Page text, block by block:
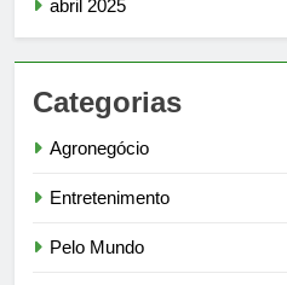
abril 2025
Categorias
Agronegócio
Entretenimento
Pelo Mundo